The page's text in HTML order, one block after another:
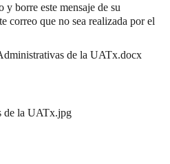
borre este mensaje de su
correo que no sea realizada por el
de la UATx.docx
de la UATx.jpg